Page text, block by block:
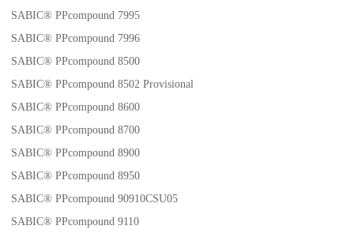
SABIC® PPcompound 7995
SABIC® PPcompound 7996
SABIC® PPcompound 8500
SABIC® PPcompound 8502 Provisional
SABIC® PPcompound 8600
SABIC® PPcompound 8700
SABIC® PPcompound 8900
SABIC® PPcompound 8950
SABIC® PPcompound 90910CSU05
SABIC® PPcompound 9110